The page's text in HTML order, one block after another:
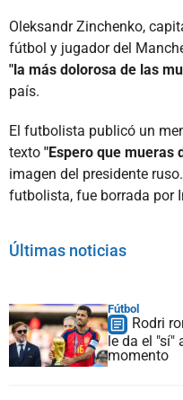
Oleksandr Zinchenko,
fútbol y jugador del
"la más dolorosa de las
país.
El futbolista publicó un
texto "Espero que mueras
imagen del presidente
futbolista, fue borrada por
Últimas noticias
Fútbol
Rodri
le da el "sí"
momento